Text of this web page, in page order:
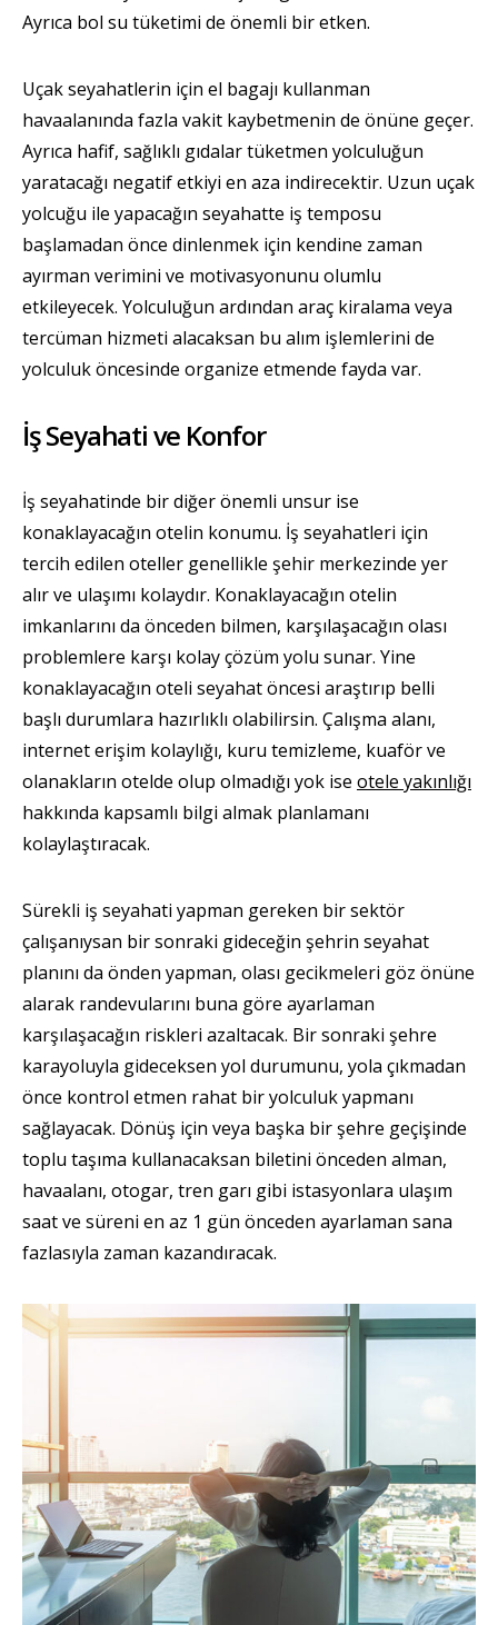
Ayrıca bol su tüketimi de önemli bir etken.
Uçak seyahatlerin için el bagajı kullanman
havaalanında fazla vakit kaybetmenin de önüne geçer.
Ayrıca hafif, sağlıklı gıdalar tüketmen yolculuğun
yaratacağı negatif etkiyi en aza indirecektir. Uzun uçak
yolcuğu ile yapacağın seyahatte iş temposu
başlamadan önce dinlenmek için kendine zaman
ayırman verimini ve motivasyonunu olumlu
etkileyecek. Yolculuğun ardından araç kiralama veya
tercüman hizmeti alacaksan bu alım işlemlerini de
yolculuk öncesinde organize etmende fayda var.
İş Seyahati ve Konfor
İş seyahatinde bir diğer önemli unsur ise
konaklayacağın otelin konumu. İş seyahatleri için
tercih edilen oteller genellikle şehir merkezinde yer
alır ve ulaşımı kolaydır. Konaklayacağın otelin
imkanlarını da önceden bilmen, karşılaşacağın olası
problemlere karşı kolay çözüm yolu sunar. Yine
konaklayacağın oteli seyahat öncesi araştırıp belli
başlı durumlara hazırlıklı olabilirsin. Çalışma alanı,
internet erişim kolaylığı, kuru temizleme, kuaför ve
olanakların otelde olup olmadığı yok ise otele yakınlığı
hakkında kapsamlı bilgi almak planlamanı
kolaylaştıracak.
Sürekli iş seyahati yapman gereken bir sektör
çalışanıysan bir sonraki gideceğin şehrin seyahat
planını da önden yapman, olası gecikmeleri göz önüne
alarak randevularını buna göre ayarlaman
karşılaşacağın riskleri azaltacak. Bir sonraki şehre
karayoluyla gideceksen yol durumunu, yola çıkmadan
önce kontrol etmen rahat bir yolculuk yapmanı
sağlayacak. Dönüş için veya başka bir şehre geçişinde
toplu taşıma kullanacaksan biletini önceden alman,
havaalanı, otogar, tren garı gibi istasyonlara ulaşım
saat ve süreni en az 1 gün önceden ayarlaman sana
fazlasıyla zaman kazandıracak.